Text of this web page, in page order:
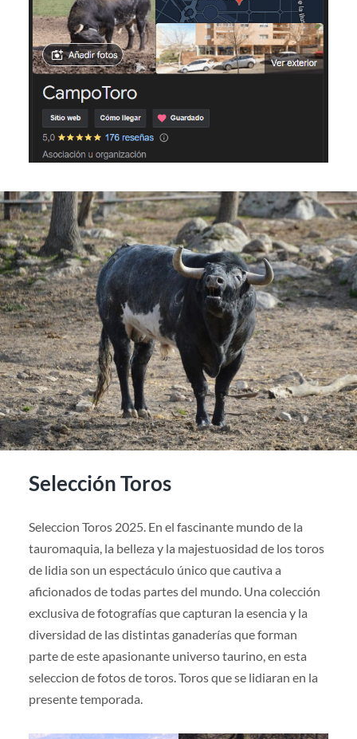
Selección Toros
Seleccion Toros 2025. En el fascinante mundo de la
tauromaquia, la belleza y la majestuosidad de los toros
de lidia son un espectáculo único que cautiva a
aficionados de todas partes del mundo. Una colección
exclusiva de fotografías que capturan la esencia y la
diversidad de las distintas ganaderías que forman
parte de este apasionante universo taurino, en esta
seleccion de fotos de toros. Toros que se lidiaran en la
presente temporada.